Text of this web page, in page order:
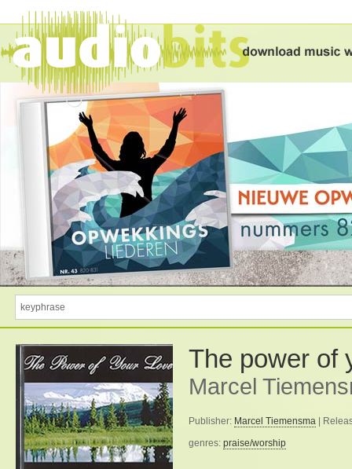
The power of
Marcel
Publisher: Marcel Tiemensma |
genres: praise/worship